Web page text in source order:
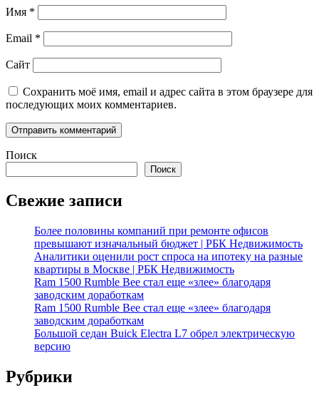
Имя *
Email *
Сайт
Сохранить моё имя, email и адрес сайта в этом браузере для
последующих моих комментариев.
Поиск
Поиск
Свежие записи
Более половины компаний при ремонте офисов
превышают изначальный бюджет | РБК Недвижимость
Аналитики оценили рост спроса на ипотеку на разные
квартиры в Москве | РБК Недвижимость
Ram 1500 Rumble Bee стал еще «злее» благодаря
заводским доработкам
Ram 1500 Rumble Bee стал еще «злее» благодаря
заводским доработкам
Большой седан Buick Electra L7 обрел электрическую
версию
Рубрики